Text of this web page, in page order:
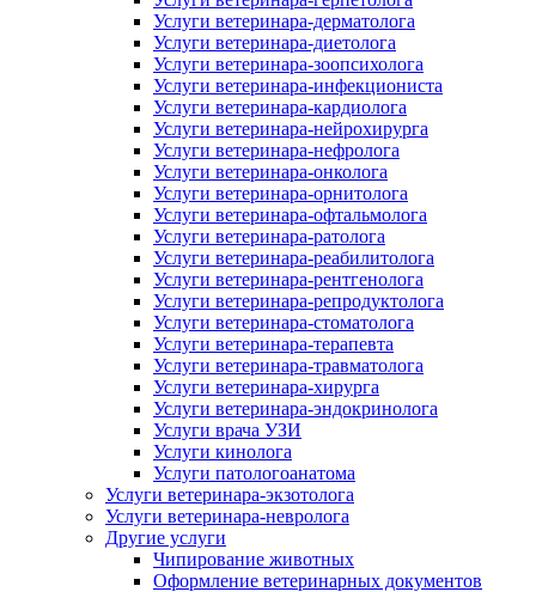
Услуги ветеринара-дерматолога
Услуги ветеринара-диетолога
Услуги ветеринара-зоопсихолога
Услуги ветеринара-инфекциониста
Услуги ветеринара-кардиолога
Услуги ветеринара-нейрохирурга
Услуги ветеринара-нефролога
Услуги ветеринара-онколога
Услуги ветеринара-орнитолога
Услуги ветеринара-офтальмолога
Услуги ветеринара-ратолога
Услуги ветеринара-реабилитолога
Услуги ветеринара-рентгенолога
Услуги ветеринара-репродуктолога
Услуги ветеринара-стоматолога
Услуги ветеринара-терапевта
Услуги ветеринара-травматолога
Услуги ветеринара-хирурга
Услуги ветеринара-эндокринолога
Услуги врача УЗИ
Услуги кинолога
Услуги патологоанатома
Услуги ветеринара-экзотолога
Услуги ветеринара-невролога
Другие услуги
Чипирование животных
Оформление ветеринарных документов